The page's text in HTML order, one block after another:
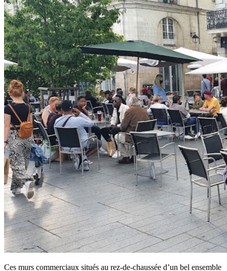
Ces murs commerciaux situés au rez-de-chaussée d’un bel ensemble